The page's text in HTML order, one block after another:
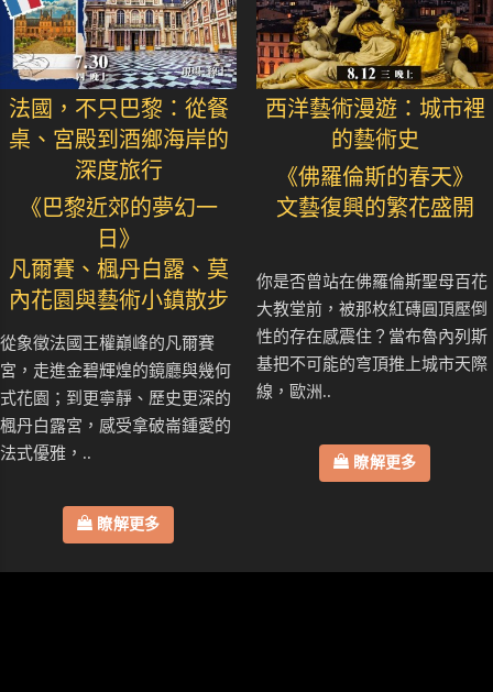
法國，不只巴黎：從餐
桌、宮殿到酒鄉海岸的
深度旅行
《巴黎近郊的夢幻一
日》
凡爾賽、楓丹白露、莫
內花園與藝術小鎮散步
從象徵法國王權巔峰的凡爾賽
宮，走進金碧輝煌的鏡廳與幾何
式花園；到更寧靜、歷史更深的
楓丹白露宮，感受拿破崙鍾愛的
法式優雅，..
瞭解更多
西洋藝術漫遊：城市裡
的藝術史
《佛羅倫斯的春天》
文藝復興的繁花盛開
你是否曾站在佛羅倫斯聖母百花
大教堂前，被那枚紅磚圓頂壓倒
性的存在感震住？當布魯內列斯
基把不可能的穹頂推上城市天際
線，歐洲..
瞭解更多